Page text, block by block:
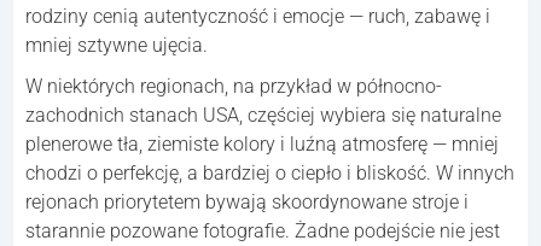
rodziny cenią autentyczność i emocje — ruch, zabawę i
mniej sztywne ujęcia.
W niektórych regionach, na przykład w północno-
zachodnich stanach USA, częściej wybiera się naturalne
plenerowe tła, ziemiste kolory i luźną atmosferę — mniej
chodzi o perfekcję, a bardziej o ciepło i bliskość. W innych
rejonach priorytetem bywają skoordynowane stroje i
starannie pozowane fotografie. Żadne podejście nie jest